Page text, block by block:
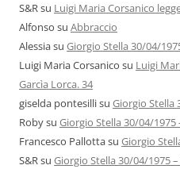
S&Rsu Luigi Maria Corsanico
Alfonso su Abbraccio
Alessiasu Giorgio Stella 30/04/
Luigi Maria Corsanico su Luigi
Garcìa Lorca. 34
giselda pontesillisu Giorgio Stella
Robysu Giorgio Stella 30/04/1975
Francesco Pallottasu Giorgio
S&Rsu Giorgio Stella 30/04/1975